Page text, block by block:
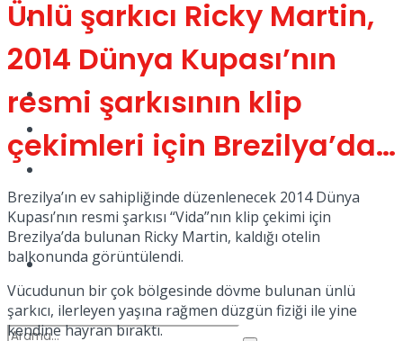
Kadınca
Dünya
Tatil
Spor
Ünlü şarkıcı Ricky Martin,
2014 Dünya Kupası’nın
resmi şarkısının klip
çekimleri için Brezilya’da…
Brezilya’ın ev sahipliğinde düzenlenecek 2014 Dünya
Kupası’nın resmi şarkısı “Vida”nın klip çekimi için
Brezilya’da bulunan Ricky Martin, kaldığı otelin
balkonunda görüntülendi.
Vücudunun bir çok bölgesinde dövme bulunan ünlü
şarkıcı, ilerleyen yaşına rağmen düzgün fiziği ile yine
kendine hayran bıraktı.